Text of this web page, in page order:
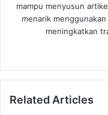
mampu menyusun
menarik
meningkatkan
Related Articles